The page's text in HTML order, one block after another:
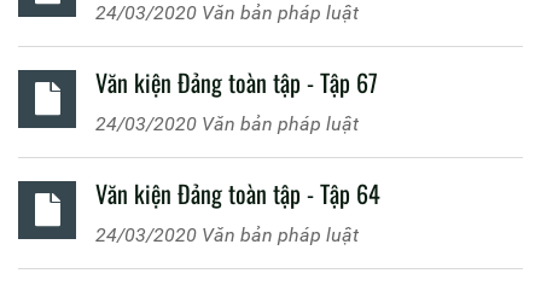
24/03/2020 Văn bản pháp luật
Văn kiện Đảng toàn tập - Tập 67
24/03/2020 Văn bản pháp luật
Văn kiện Đảng toàn tập - Tập 64
24/03/2020 Văn bản pháp luật